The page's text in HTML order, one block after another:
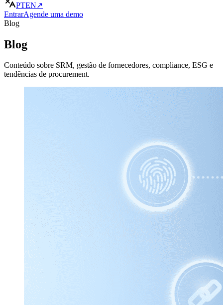
PTEN↗
EntrarAgende uma demo
Blog
Blog
Conteúdo sobre SRM, gestão de fornecedores, compliance, ESG e
tendências de procurement.